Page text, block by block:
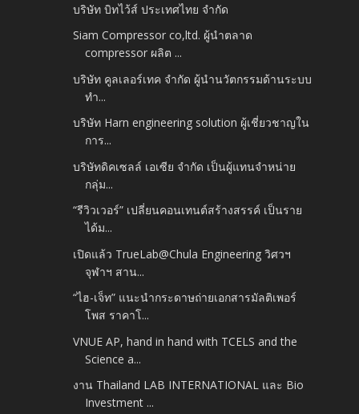
บริษัท บิทไว้ส์ ประเทศไทย จำกัด
Siam Compressor co,ltd. ผู้นำตลาด
compressor ผลิต ...
บริษัท คูลเลอร์เทค จำกัด ผู้นำนวัตกรรมด้านระบบ
ทำ...
บริษัท Harn engineering solution ผู้เชี่ยวชาญใน
การ...
บริษัทดิคเซลล์ เอเซีย จำกัด เป็นผู้แทนจำหน่าย
กลุ่ม...
“รีวิวเวอร์” เปลี่ยนคอนเทนต์สร้างสรรค์ เป็นราย
ได้ม...
เปิดแล้ว TrueLab@Chula Engineering วิศวฯ
จุฬาฯ สาน...
“ไฮ-เจ็ท” แนะนำกระดาษถ่ายเอกสารมัลติเพอร์
โพส ราคาโ...
VNUE AP, hand in hand with TCELS and the
Science a...
งาน Thailand LAB INTERNATIONAL และ Bio
Investment ...